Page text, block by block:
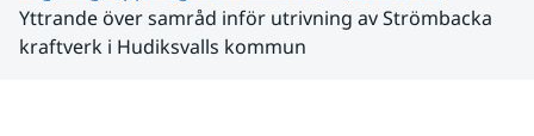
Yttrande över samråd inför utrivning av Strömbacka
kraftverk i Hudiksvalls kommun